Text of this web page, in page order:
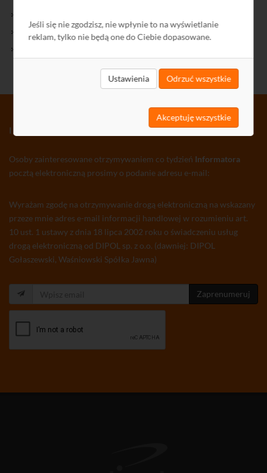
Jeśli się nie zgodzisz, nie wpłynie to na wyświetlanie
reklam, tylko nie będą one do Ciebie dopasowane.
Ustawienia Odrzuć wszystkie
Akceptuję wszystkie
Polityka Prywatności
INFORMATOR TV-SAT CCTV WLAN
Osoby zainteresowane otrzymywaniem co tydzień Informatora
pocztą elektroniczną prosimy o podanie adresu e-mail:
Wyrażam zgodę na otrzymywanie drogą elektroniczną na wskazany
przeze mnie adres e-mail informacji handlowej w rozumieniu art.
10 ust. 1 ustawy z dnia 18 lipca 2002 roku o świadczeniu usług
drogą elektroniczną od DIPOL sp. z o.o. (dawniej: DIPOL
Gołaszewski, Waśniowski Spółka Jawna)
Zaprenumeruj